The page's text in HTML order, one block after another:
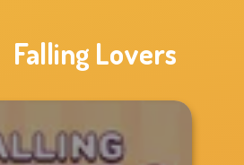
Falling Lovers